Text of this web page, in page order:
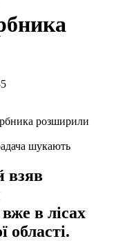
шукають
взяв
в лісах
області.